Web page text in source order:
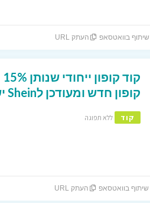
שיתוף בוואטסאפ העתק URL
קופון חדש ומעודכן לShein ישראל
קוד ללא תפוגה
שיתוף בוואטסאפ העתק URL